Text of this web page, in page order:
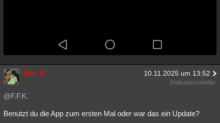
dns 10.11.2025 um 13:52
Diskussionsleiter
@F.F.K.
Benutzt du die App zum ersten Mal oder war das ein Update?